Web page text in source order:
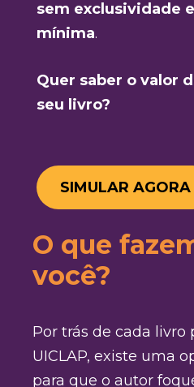
sem exclusividade
mínima.
Quer saber o valor
seu livro?
SIMULAR AGORA
O que
você?
Por trás de cada livro
UICLAP, existe uma
para que o autor